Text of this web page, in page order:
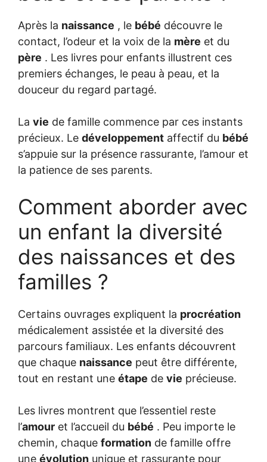
Après la naissance , le bébé découvre le
contact, l’odeur et la voix de la mère et du
père . Les livres pour enfants illustrent ces
premiers échanges, le peau à peau, et la
douceur du regard partagé.
La vie de famille commence par ces instants
précieux. Le développement affectif du bébé
s’appuie sur la présence rassurante, l’amour et
la patience de ses parents.
Comment aborder avec
un enfant la diversité
des naissances et des
familles ?
Certains ouvrages expliquent la procréation
médicalement assistée et la diversité des
parcours familiaux. Les enfants découvrent
que chaque naissance peut être différente,
tout en restant une étape de vie précieuse.
Les livres montrent que l’essentiel reste
l’amour et l’accueil du bébé . Peu importe le
chemin, chaque formation de famille offre
une évolution unique et rassurante pour